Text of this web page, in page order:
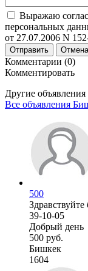
Выражаю
персональных
от 27.07.2006 N
Отправить Отмена
Комментарии (0)
Комментировать
Другие объявления
Все объявления
500
39-10-05
Добрый день
500 руб.
Бишкек
1604